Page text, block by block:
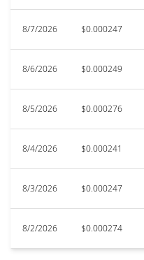
8/7/2026 $0.000247
8/6/2026 $0.000249
8/5/2026 $0.000276
8/4/2026 $0.000241
8/3/2026 $0.000247
8/2/2026 $0.000274